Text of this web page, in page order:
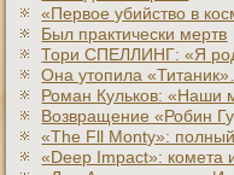
«Первое убийство в
Был практически мертв
Тори СПЕЛЛИНГ: «Я
Она утопила
Роман Кульков:
Возвращение «Робин
«The Fll Monty»:
«Deep Impact»: комета